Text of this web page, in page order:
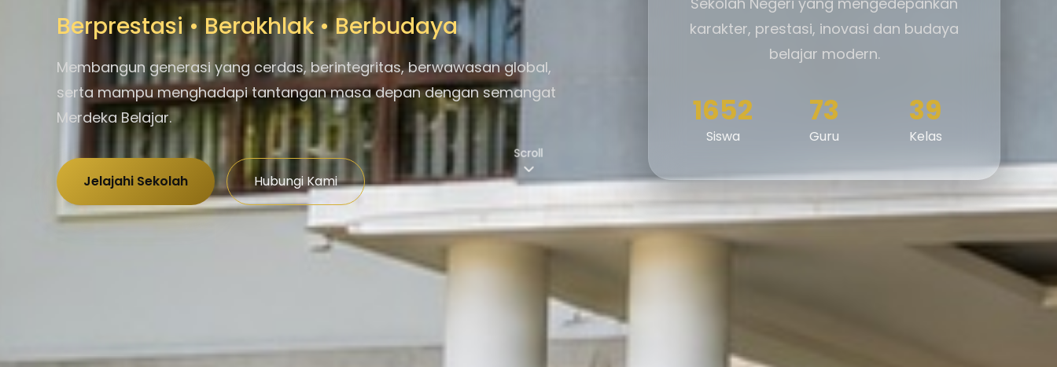
Berprestasi • Berakhlak • Berbudaya
Membangun generasi yang cerdas, berintegritas, berwawasan global,
serta mampu menghadapi tantangan masa depan dengan semangat
Merdeka Belajar.
Jelajahi Sekolah Hubungi Kami
karakter, prestasi, inovasi dan budaya
belajar modern.
1652
Siswa
73
Guru
39
Kelas
Scroll